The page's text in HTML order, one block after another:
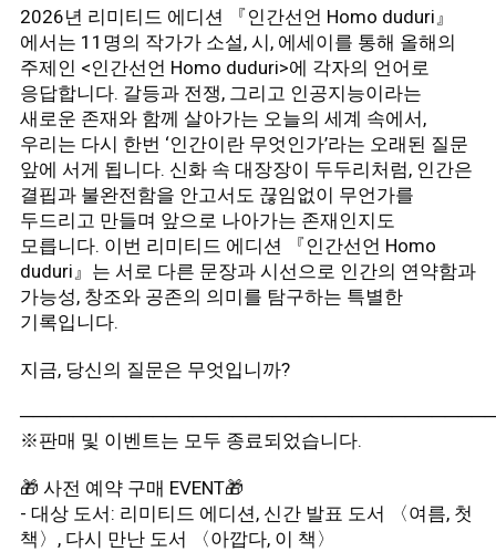
2026년 리미티드 에디션 『인간선언 Homo duduri』
에서는 11명의 작가가 소설, 시, 에세이를 통해 올해의
주제인 <인간선언 Homo duduri>에 각자의 언어로
응답합니다. 갈등과 전쟁, 그리고 인공지능이라는
새로운 존재와 함께 살아가는 오늘의 세계 속에서,
우리는 다시 한번 ‘인간이란 무엇인가’라는 오래된 질문
앞에 서게 됩니다. 신화 속 대장장이 두두리처럼, 인간은
결핍과 불완전함을 안고서도 끊임없이 무언가를
두드리고 만들며 앞으로 나아가는 존재인지도
모릅니다. 이번 리미티드 에디션 『인간선언 Homo
duduri』는 서로 다른 문장과 시선으로 인간의 연약함과
가능성, 창조와 공존의 의미를 탐구하는 특별한
기록입니다.
지금, 당신의 질문은 무엇입니까?
※판매 및 이벤트는 모두 종료되었습니다.
🎁 사전 예약 구매 EVENT🎁
- 대상 도서: 리미티드 에디션, 신간 발표 도서 〈여름, 첫
책〉, 다시 만난 도서 〈아깝다, 이 책〉